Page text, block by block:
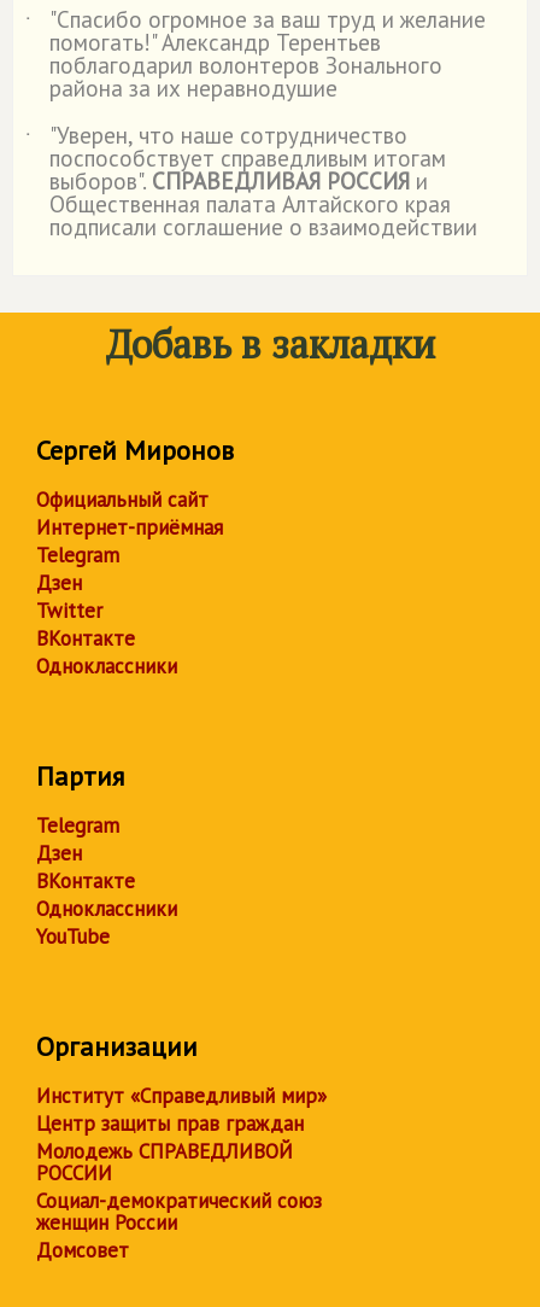
˙
"Спасибо огромное за ваш труд и желание
помогать!" Александр Терентьев
поблагодарил волонтеров Зонального
района за их неравнодушие
˙
"Уверен, что наше сотрудничество
поспособствует справедливым итогам
выборов". СПРАВЕДЛИВАЯ РОССИЯ и
Общественная палата Алтайского края
подписали соглашение о взаимодействии
Добавь в закладки
Сергей Миронов
Официальный сайт
Интернет-приёмная
Telegram
Дзен
Twitter
ВКонтакте
Одноклассники
Партия
Telegram
Дзен
ВКонтакте
Одноклассники
YouTube
Организации
Институт «Справедливый мир»
Центр защиты прав граждан
Молодежь СПРАВЕДЛИВОЙ
РОССИИ
Социал-демократический союз
женщин России
Домсовет